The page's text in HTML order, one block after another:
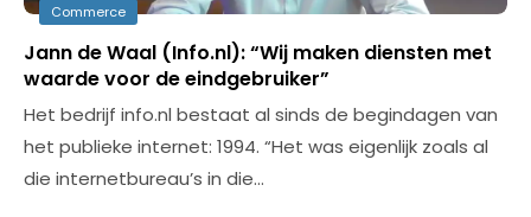
Commerce
Jann de Waal (Info.nl): “Wij maken diensten met
waarde voor de eindgebruiker”
Het bedrijf info.nl bestaat al sinds de begindagen van
het publieke internet: 1994. “Het was eigenlijk zoals al
die internetbureau’s in die…